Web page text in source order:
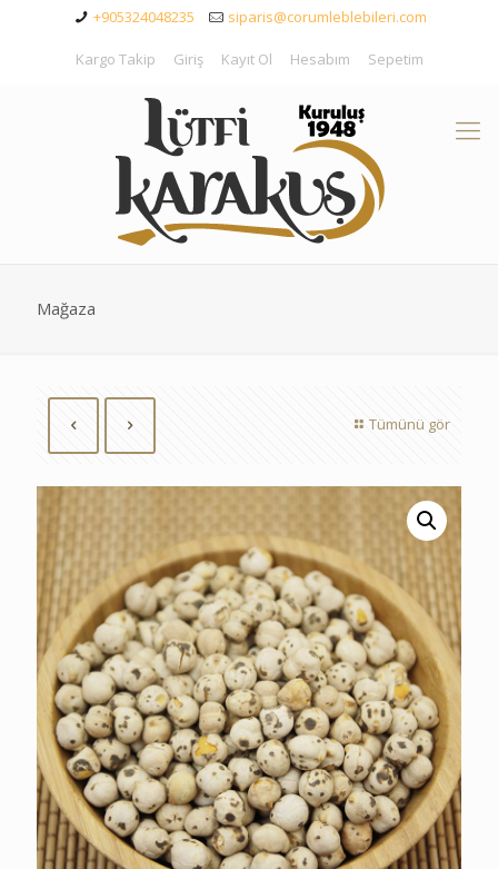
+905324048235 siparis@corumleblebileri.com
Kargo Takip Giriş Kayıt Ol Hesabım Sepetim
Mağaza
Tümünü gör